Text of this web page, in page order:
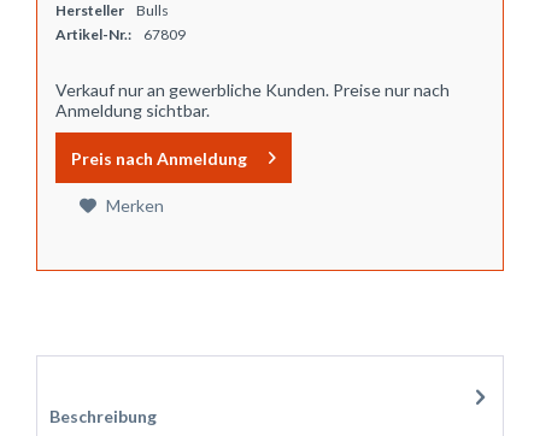
Hersteller
Bulls
Artikel-Nr.:
67809
Verkauf nur an gewerbliche Kunden. Preise nur nach
Anmeldung sichtbar.
Preis nach Anmeldung
Merken
Beschreibung